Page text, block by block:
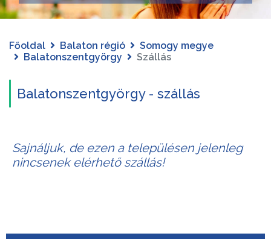
Főoldal Balaton régió
Somogy megye
Balatonszentgyörgy
Szállás
Balatonszentgyörgy - szállás
Sajnáljuk, de ezen a településen jelenleg
nincsenek elérhető szállás!